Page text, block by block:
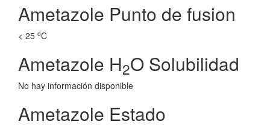
Ametazole Punto de fusion
< 25 oC
Ametazole H2O Solubilidad
No hay información disponible
Ametazole Estado